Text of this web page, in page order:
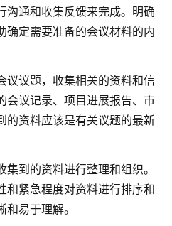
沟通和收集反馈来完成。明确
确定需要准备的会议材料的内
议议题，收集相关的资料和信
会议记录、项目进展报告、市
的资料应该是有关议题的最新
到的资料进行整理和组织。
和紧急程度对资料进行排序和
易于理解。